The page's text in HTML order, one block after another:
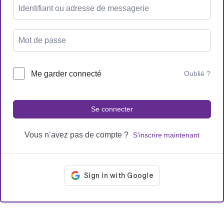
Me garder connecté Oublié ?
Se connecter
Vous n’avez pas de compte ? S’inscrire maintenant